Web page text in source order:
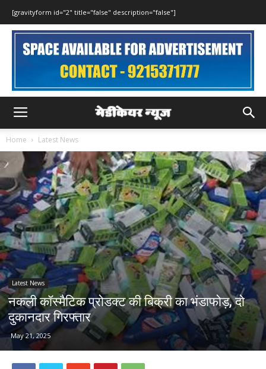
[gravityform id="2" title="false" description="false"]
Home Latest News
Latest News
नकली कॉस्मैटिक प्रोडक्ट की बिक्री का भंडाफोड़, दो
दुकानदार गिरफ्तार
May 21, 2025